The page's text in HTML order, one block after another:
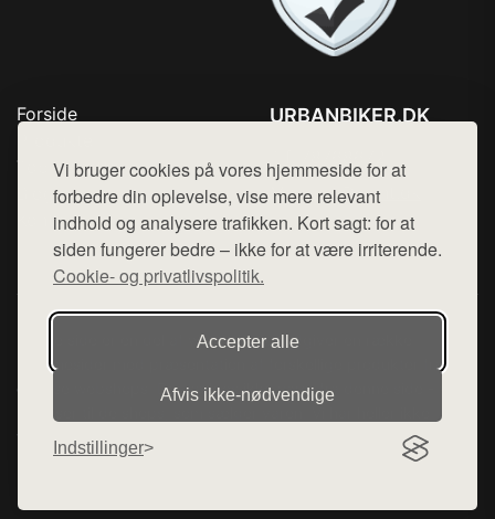
Vi bruger cookies på vores hjemmeside for at
forbedre din oplevelse, vise mere relevant
indhold og analysere trafikken. Kort sagt: for at
siden fungerer bedre – ikke for at være irriterende.
Cookie- og privatlivspolitik.
Accepter alle
Afvis ikke‑nødvendige
Indstillinger
Forside
Top Rabatter
Blog
Kontakt
URBANBIKER.DK
Mail: hej@want.dk
Cookie- og privatlivspolitik
Denne side er en del af want.dk, der udgiver en række
hjemmesider med præsentation af forskellige produkter fra
diverse webshops. Der sælges ikke varer fra denne side - vi
varerne på lager.